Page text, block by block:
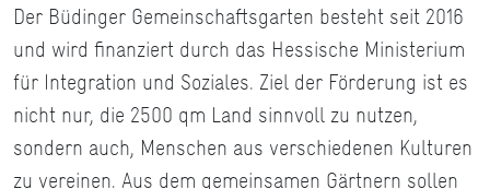
Der Büdinger Gemeinschaftsgarten besteht seit 2016
und wird finanziert durch das Hessische Ministerium
für Integration und Soziales. Ziel der Förderung ist es
nicht nur, die 2500 qm Land sinnvoll zu nutzen,
sondern auch, Menschen aus verschiedenen Kulturen
zu vereinen. Aus dem gemeinsamen Gärtnern sollen